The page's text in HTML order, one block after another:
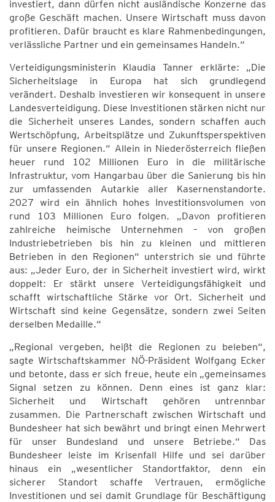
investiert, dann dürfen nicht ausländische Konzerne das
große Geschäft machen. Unsere Wirtschaft muss davon
profitieren. Dafür braucht es klare Rahmenbedingungen,
verlässliche Partner und ein gemeinsames Handeln.“
Verteidigungsministerin Klaudia Tanner erklärte: „Die
Sicherheitslage in Europa hat sich grundlegend
verändert. Deshalb investieren wir konsequent in unsere
Landesverteidigung. Diese Investitionen stärken nicht nur
die Sicherheit unseres Landes, sondern schaffen auch
Wertschöpfung, Arbeitsplätze und Zukunftsperspektiven
für unsere Regionen.“ Allein in Niederösterreich fließen
heuer rund 102 Millionen Euro in die militärische
Infrastruktur, vom Hangarbau über die Sanierung bis hin
zur umfassenden Autarkie aller Kasernenstandorte.
2027 wird ein ähnlich hohes Investitionsvolumen von
rund 103 Millionen Euro folgen. „Davon profitieren
zahlreiche heimische Unternehmen – von großen
Industriebetrieben bis hin zu kleinen und mittleren
Betrieben in den Regionen“ unterstrich sie und führte
aus: „Jeder Euro, der in Sicherheit investiert wird, wirkt
doppelt: Er stärkt unsere Verteidigungsfähigkeit und
schafft wirtschaftliche Stärke vor Ort. Sicherheit und
Wirtschaft sind keine Gegensätze, sondern zwei Seiten
derselben Medaille.“
„Regional vergeben, heißt die Regionen zu beleben“,
sagte Wirtschaftskammer NÖ-Präsident Wolfgang Ecker
und betonte, dass er sich freue, heute ein „gemeinsames
Signal setzen zu können. Denn eines ist ganz klar:
Sicherheit und Wirtschaft gehören untrennbar
zusammen. Die Partnerschaft zwischen Wirtschaft und
Bundesheer hat sich bewährt und bringt einen Mehrwert
für unser Bundesland und unsere Betriebe.“ Das
Bundesheer leiste im Krisenfall Hilfe und sei darüber
hinaus ein „wesentlicher Standortfaktor, denn ein
sicherer Standort schaffe Vertrauen, ermögliche
Investitionen und sei damit Grundlage für Beschäftigung